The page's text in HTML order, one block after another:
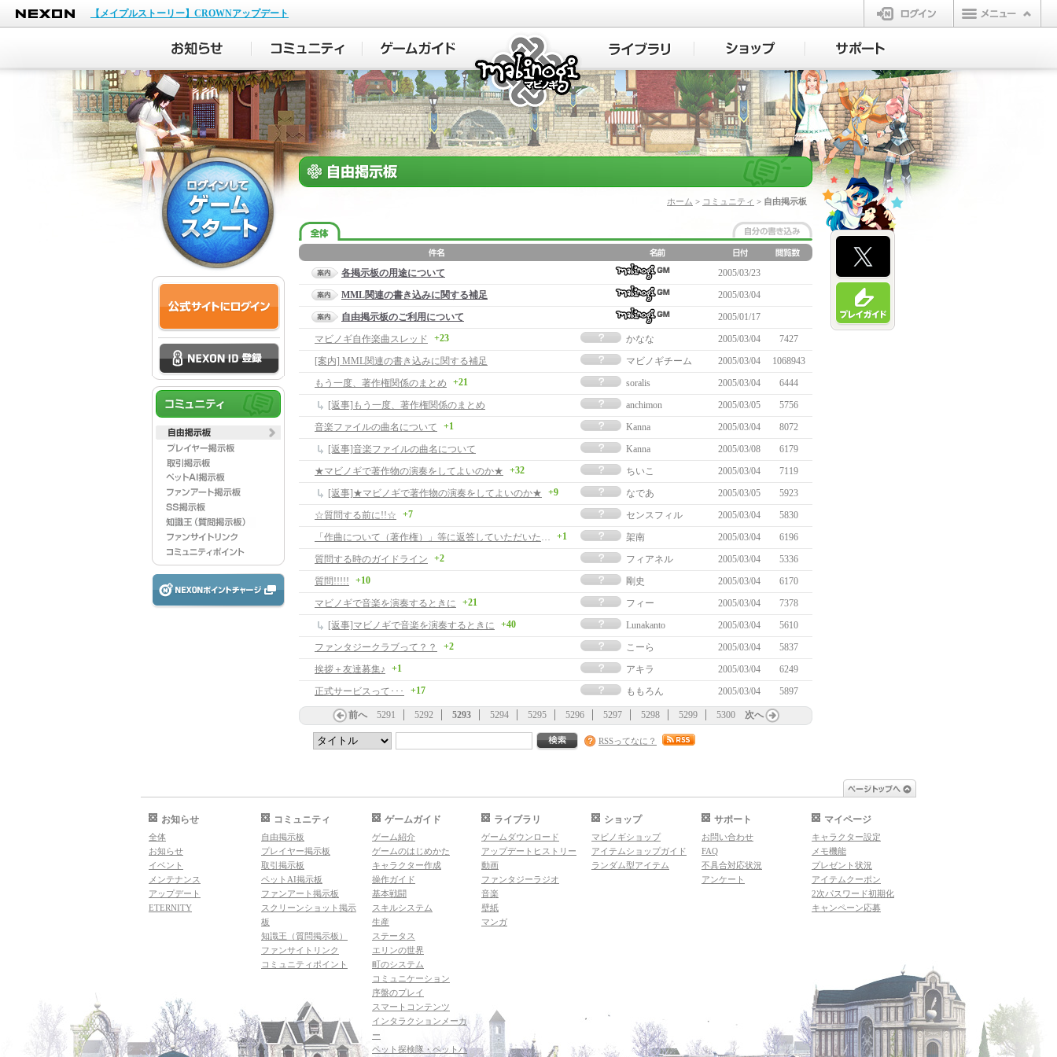
NEXON
【メイプルストーリー】CROWNアップデート
ログイン
マビノギ
ホーム > コミュニティ > 自由掲示板
各掲示板の用途について
2005/03/23
MML関連の書き込みに関する補足
2005/03/04
自由掲示板のご利用について
2005/01/17
マビノギ自作楽曲スレッド
+23 かなな 2005/03/04
7427
[案内] MML関連の書き込みに関する補足
マビノギチーム 2005/03/04
1068943
もう一度、著作権関係のまとめ
+21 soralis 2005/03/04
6444
[返事]もう一度、著作権関係のまとめ
anchimon 2005/03/05
5756
音楽ファイルの曲名について
+1 Kanna 2005/03/04
8072
[返事]音楽ファイルの曲名について
Kanna 2005/03/08
6179
★マビノギで著作物の演奏をしてよいのか★
+32 ちいこ 2005/03/04
7119
[返事]★マビノギで著作物の演奏をしてよいのか★
+9 なであ 2005/03/05
5923
☆質問する前に!!☆
+7 センスフィル 2005/03/04
5830
「作曲について（著作権）」等に返答していただいた方へ
+1 架南 2005/03/04
6196
質問する時のガイドライン
+2 フィアネル 2005/03/04
5336
質問!!!!!
+10 剛史 2005/03/04
6170
マビノギで音楽を演奏するときに
+21 フィー 2005/03/04
7378
[返事]マビノギで音楽を演奏するときに
+40 Lunakanto 2005/03/04
5610
ファンタジークラブって？？
+2 こーら 2005/03/04
5837
挨拶＋友達募集♪
+1 アキラ 2005/03/04
6249
正式サービスって･･･
+17 ももろん 2005/03/04 5897
前へ 5291 5292 5293 5294 5295 5296 5297 5298 5299 5300 次へ
RSSってなに？
お知らせ
全体
お知らせ
イベント
メンテナンス
アップデート
ETERNITY
コミュニティ
自由掲示板
プレイヤー掲示板
取引掲示板
ペットAI掲示板
ファンアート掲示板
スクリーンショット掲示
板
知識王（質問掲示板）
ファンサイトリンク
コミュニティポイント
ゲームガイド
ゲーム紹介
ゲームのはじめかた
キャラクター作成
操作ガイド
基本戦闘
スキルシステム
生産
ステータス
エリンの世界
町のシステム
コミュニケーション
序盤のプレイ
スマートコンテンツ
インタラクションメーカ
ー
ペット探検隊・ペットハ
ライブラリ
ゲームダウンロード
アップデートヒストリー
動画
ファンタジーラジオ
音楽
壁紙
マンガ
ショップ
マビノギショップ
アイテムショップガイド
ランダム型アイテム
サポート
お問い合わせ
FAQ
不具合対応状況
アンケート
マイページ
キャラクター設定
メモ機能
プレゼント状況
アイテムクーポン
2次パスワード初期化
キャンペーン応募